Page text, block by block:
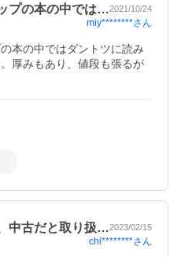
プの本の中では…2021/10/24
miy********さん
本の中ではダントツに読み
厚みもあり、値段も張るが
中古だと取り扱…2023/02/15
chi********さん